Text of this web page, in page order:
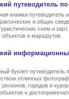
путеводитель
книжка-путеводитель
и общих
схем и
объектов и маршрутов
буклет-путеводитель
отличных
регионов, городов и
и